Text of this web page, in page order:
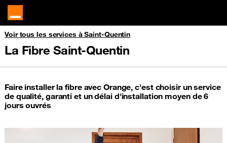
Voir tous les services à Saint-Quentin
La Fibre Saint-Quentin
Faire installer la fibre avec Orange, c'est choisir un service
de qualité, garanti et un délai d'installation moyen de 6
jours ouvrés